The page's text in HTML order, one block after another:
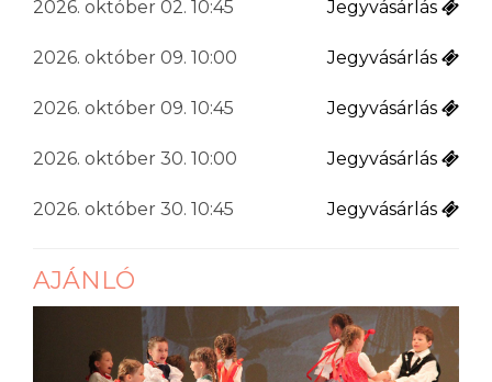
2026. október 02. 10:45 Jegyvásárlás
2026. október 09. 10:00 Jegyvásárlás
2026. október 09. 10:45 Jegyvásárlás
2026. október 30. 10:00 Jegyvásárlás
2026. október 30. 10:45 Jegyvásárlás
AJÁNLÓ